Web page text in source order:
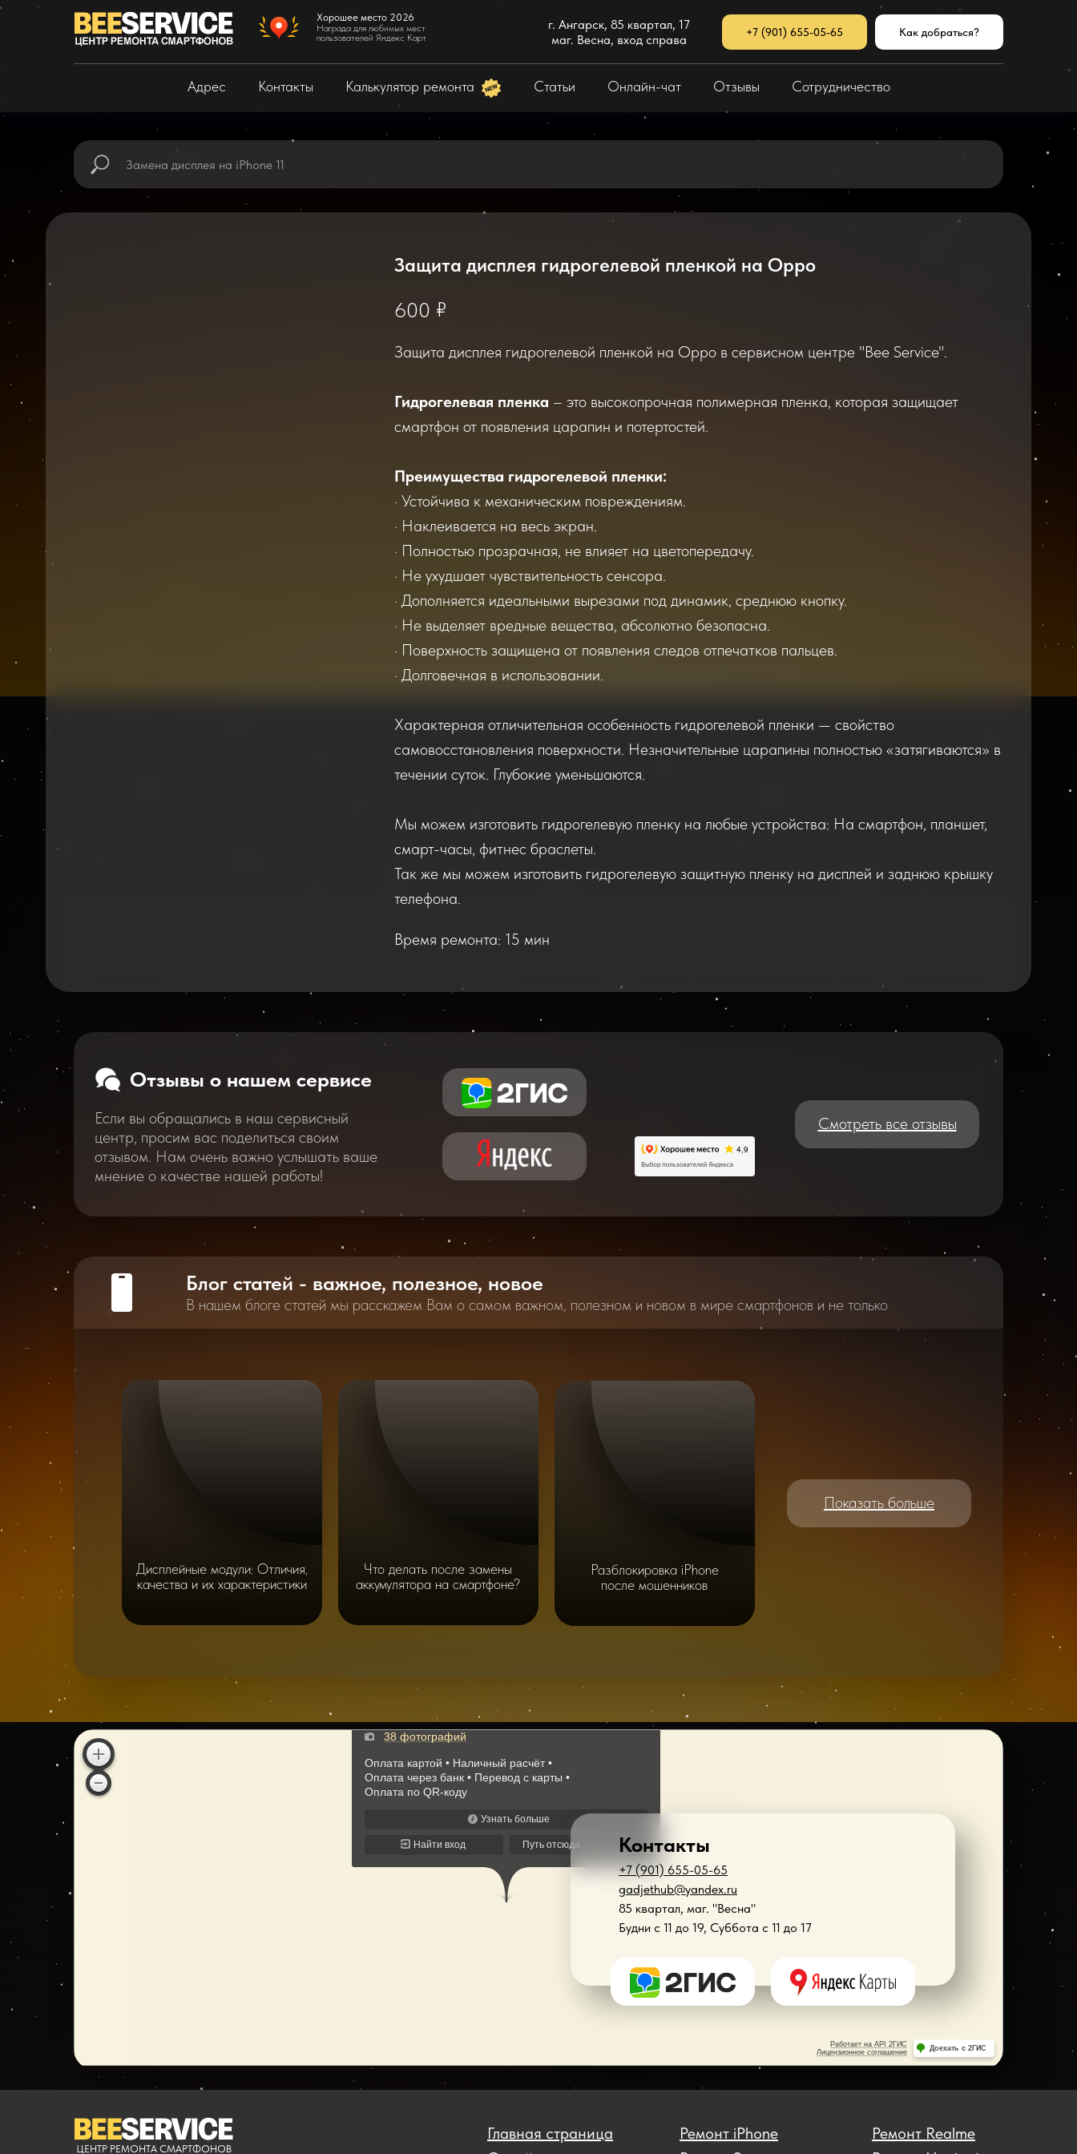
Хорошее место 2026
Награда для любимых мест
пользователей Яндекс Карт
г. Ангарск, 85 квартал, 17
маг. Весна, вход справа
+7 (901) 655-05-65 Как добраться?
Адрес Контакты Калькулятор ремонта Статьи Онлайн-чат Отзывы Сотрудничество
Защита дисплея гидрогелевой пленкой на Oppo
600 ₽
Защита дисплея гидрогелевой пленкой на Oppo в сервисном центре "Bee Service".
Гидрогелевая пленка – это высокопрочная полимерная пленка, которая защищает
смартфон от появления царапин и потертостей.
Преимущества гидрогелевой пленки:
· Устойчива к механическим повреждениям.
· Наклеивается на весь экран.
· Полностью прозрачная, не влияет на цветопередачу.
· Не ухудшает чувствительность сенсора.
· Дополняется идеальными вырезами под динамик, среднюю кнопку.
· Не выделяет вредные вещества, абсолютно безопасна.
· Поверхность защищена от появления следов отпечатков пальцев.
· Долговечная в использовании.
Характерная отличительная особенность гидрогелевой пленки — свойство
самовосстановления поверхности. Незначительные царапины полностью «затягиваются» в
течении суток. Глубокие уменьшаются.
Мы можем изготовить гидрогелевую пленку на любые устройства: На смартфон, планшет,
смарт-часы, фитнес браслеты.
Так же мы можем изготовить гидрогелевую защитную пленку на дисплей и заднюю крышку
телефона.
Время ремонта: 15 мин
Если вы обращались в наш сервисный
центр, просим вас поделиться своим
отзывом. Нам очень важно услышать ваше
мнение о качестве нашей работы!
Отзывы о нашем сервисе
Смотреть все отзывы
2026
Блог статей - важное, полезное, новое
В нашем блоге статей мы расскажем Вам о самом важном, полезном и новом в мире смартфонов и не только
Разблокировка iPhone
после мошенников
Что делать после замены
аккумулятора на смартфоне?
Дисплейные модули: Отличия,
качества и их характеристики
Показать больше
+7 (901) 655-05-65
gadjethub@yandex.ru
85 квартал, маг. "Весна"
Будни с 11 до 19, Суббота с 11 до 17
Контакты
Главная страница
Ремонт iPhone
Ремонт Realme
ЦЕНТР РЕМОНТА СМАРТФОНОВ